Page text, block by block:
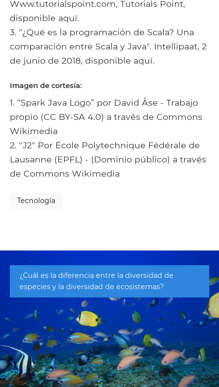
Www.tutorialspoint.com, Tutorials Point,
disponible aquí.
3. "¿Qué es la programación de Scala? Una
comparación entre Scala y Java". Intellipaat, 2
de junio de 2018, disponible aquí.
Imagen de cortesía:
1. “Spark Java Logo” por David Åse - Trabajo
propio (CC BY-SA 4.0) a través de Commons
Wikimedia
2. "Ј2" Por École Polytechnique Fédérale de
Lausanne (EPFL) - (Dominio público) a través
de Commons Wikimedia
Tecnología
¿Cuál es la diferencia entre la diversidad de
especies y la diversidad de ecosistemas?